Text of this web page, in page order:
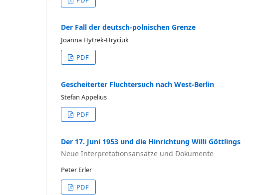
Der Fall der deutsch-polnischen Grenze
Joanna Hytrek-Hryciuk
PDF
Gescheiterter Fluchtersuch nach West-Berlin
Stefan Appelius
PDF
Der 17. Juni 1953 und die Hinrichtung Willi Göttlings
Neue Interpretationsansätze und Dokumente
Peter Erler
PDF